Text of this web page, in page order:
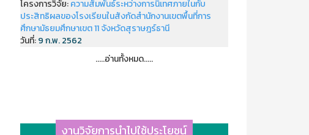
โครงการวิจัย:ความสัมพันธ์ระหว่างการนิเทศภายในกับ
ประสิทธิผลของโรงเรียนในสังกัดสำนักงานเขตพื้นที่การ
ศึกษามัธยมศึกษาเขต 11 จังหวัดสุราษฎร์ธานี
วันที่:9 ก.พ. 2562
.....อ่านทั้งหมด.....
งานวิจัยการนำไปใช้ประโยชน์